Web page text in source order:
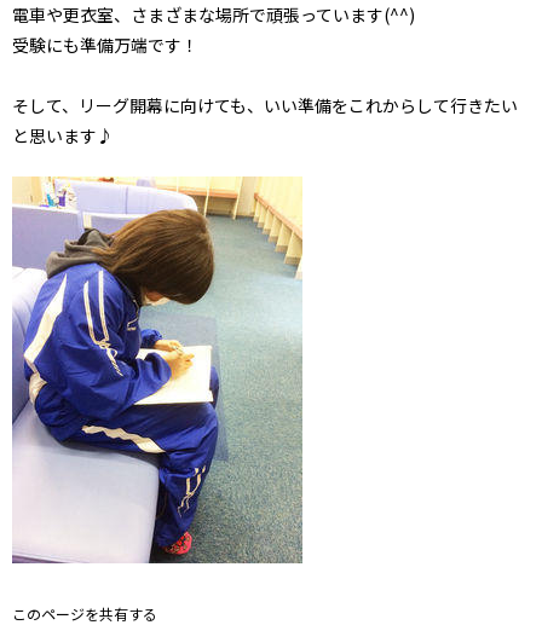
電車や更衣室、さまざまな場所で頑張っています(^^)
受験にも準備万端です！
そして、リーグ開幕に向けても、いい準備をこれからして行きたい
と思います♪
このページを共有する